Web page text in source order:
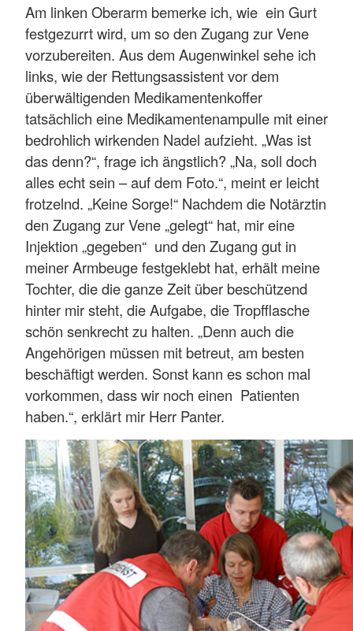
Am linken Oberarm bemerke ich, wie ein Gurt
festgezurrt wird, um so den Zugang zur Vene
vorzubereiten. Aus dem Augenwinkel sehe ich
links, wie der Rettungsassistent vor dem
überwältigenden Medikamentenkoffer
tatsächlich eine Medikamentenampulle mit einer
bedrohlich wirkenden Nadel aufzieht. „Was ist
das denn?“, frage ich ängstlich? „Na, soll doch
alles echt sein – auf dem Foto.“, meint er leicht
frotzelnd. „Keine Sorge!“ Nachdem die Notärztin
den Zugang zur Vene „gelegt“ hat, mir eine
Injektion „gegeben“ und den Zugang gut in
meiner Armbeuge festgeklebt hat, erhält meine
Tochter, die die ganze Zeit über beschützend
hinter mir steht, die Aufgabe, die Tropfflasche
schön senkrecht zu halten. „Denn auch die
Angehörigen müssen mit betreut, am besten
beschäftigt werden. Sonst kann es schon mal
vorkommen, dass wir noch einen Patienten
haben.“, erklärt mir Herr Panter.